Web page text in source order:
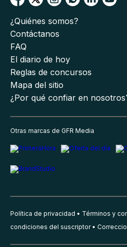
¿Quiénes somos?
Contáctanos
FAQ
El diario de hoy
Reglas de concursos
Mapa del sitio
¿Por qué confiar en
Otras marcas de GFR Media
Política de privacidad Términos y
condiciones del suscriptor